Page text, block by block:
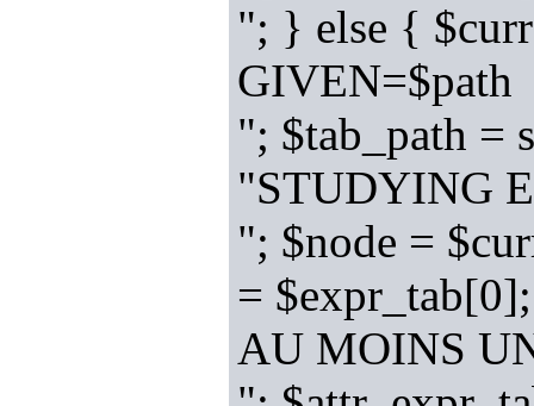
"; } else {
GIVEN=$path
"; $tab_path =
"STUDYING
"; $node =
=
AU MOINS